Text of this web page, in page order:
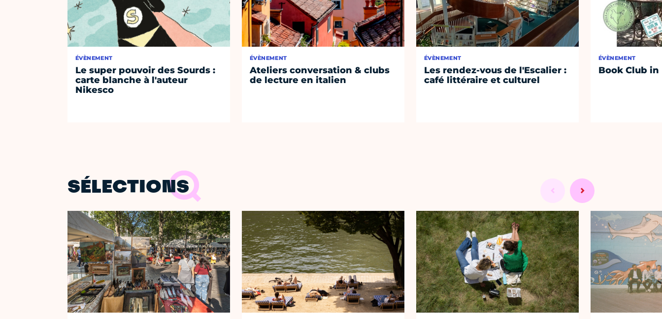
ÉVÈNEMENT
Le super pouvoir des Sourds :
carte blanche à l'auteur
Nikesco
ÉVÈNEMENT
Ateliers conversation & clubs
de lecture en italien
ÉVÈNEMENT
Les rendez-vous de l'Escalier :
café littéraire et culturel
ÉVÈNEMENT
Book Club
SÉLECTIONS